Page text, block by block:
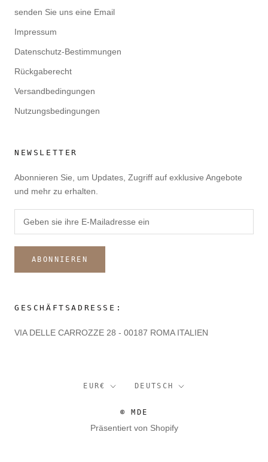
senden Sie uns eine Email
Impressum
Datenschutz-Bestimmungen
Rückgaberecht
Versandbedingungen
Nutzungsbedingungen
NEWSLETTER
Abonnieren Sie, um Updates, Zugriff auf exklusive Angebote
und mehr zu erhalten.
ABONNIEREN
GESCHÄFTSADRESSE:
VIA DELLE CARROZZE 28 - 00187 ROMA ITALIEN
Währung
EUR€ Sprache
DEUTSCH
© MDE
Präsentiert von Shopify